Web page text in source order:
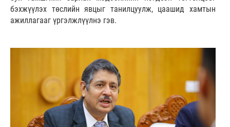
бэхжүүлэх төслийн явцыг танилцуулж, цаашид хамтын
ажиллагааг үргэлжлүүлнэ гэв.